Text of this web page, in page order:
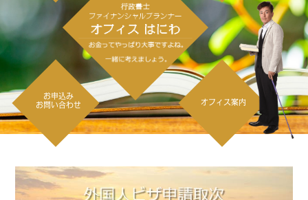
オフィス案内
お申込み
お問い合わせ